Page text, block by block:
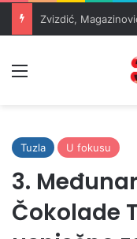
Tuzla U fokusu
3.
Čokolade